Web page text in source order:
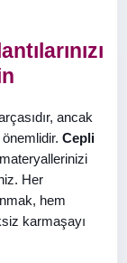
ancak
Cepli
Her
hem
karmaşayı